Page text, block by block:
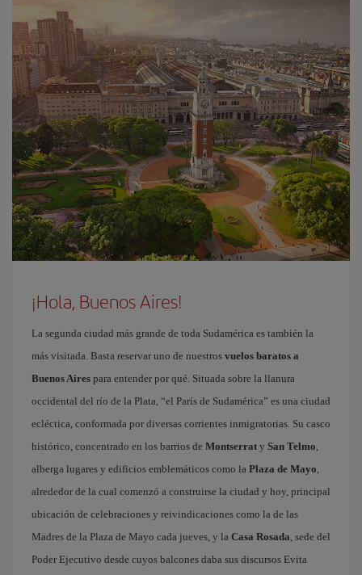
¡Hola, Buenos Aires!
La segunda ciudad más grande de toda Sudamérica es también la
más visitada. Basta reservar uno de nuestros vuelos baratos a
Buenos Aires para entender por qué. Situada sobre la llanura
occidental del río de la Plata, “el París de Sudamérica” es una ciudad
ecléctica, conformada por diversas corrientes inmigratorias. Su casco
histórico, concentrado en los barrios de Montserrat y San Telmo,
alberga lugares y edificios emblemáticos como la Plaza de Mayo,
alrededor de la cual comenzó a construirse la ciudad y hoy, principal
ubicación de celebraciones y reivindicaciones como la de las
Madres de la Plaza de Mayo cada jueves, y la Casa Rosada, sede del
Poder Ejecutivo desde cuyos balcones daba sus discursos Evita